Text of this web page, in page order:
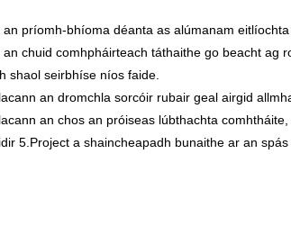
an príomh-bhíoma déanta as alúmanam
an chuid comhpháirteach táthaithe go beacht ag
shaol seirbhíse níos faide.
an dromchla sorcóir rubair geal airgid
an chos an próiseas lúbthachta
5.Project a shaincheapadh bunaithe ar an